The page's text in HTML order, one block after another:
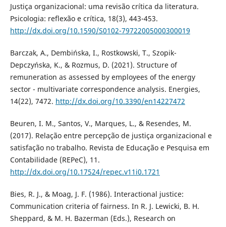
Justiça organizacional: uma revisão crítica da literatura.
Psicologia: reflexão e crítica, 18(3), 443-453.
http://dx.doi.org/10.1590/S0102-79722005000300019
Barczak, A., Dembińska, I., Rostkowski, T., Szopik-
Depczyńska, K., & Rozmus, D. (2021). Structure of
remuneration as assessed by employees of the energy
sector - multivariate correspondence analysis. Energies,
14(22), 7472. http://dx.doi.org/10.3390/en14227472
Beuren, I. M., Santos, V., Marques, L., & Resendes, M.
(2017). Relação entre percepção de justiça organizacional e
satisfação no trabalho. Revista de Educação e Pesquisa em
Contabilidade (REPeC), 11.
http://dx.doi.org/10.17524/repec.v11i0.1721
Bies, R. J., & Moag, J. F. (1986). Interactional justice:
Communication criteria of fairness. In R. J. Lewicki, B. H.
Sheppard, & M. H. Bazerman (Eds.), Research on